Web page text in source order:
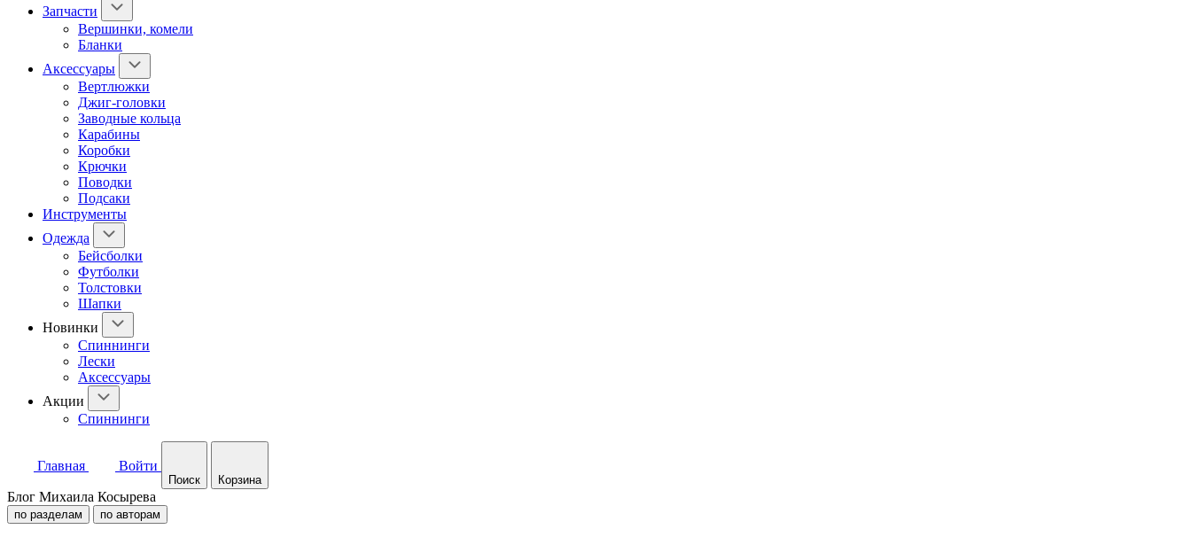
Запчасти
Вершинки, комели
Бланки
Аксессуары
Вертлюжки
Джиг-головки
Заводные кольца
Карабины
Коробки
Крючки
Поводки
Подсаки
Инструменты
Одежда
Бейсболки
Футболки
Толстовки
Шапки
Новинки
Спиннинги
Лески
Аксессуары
Акции
Спиннинги
Главная Войти
Поиск Корзина
Блог Михаила Косырева
по разделам по авторам